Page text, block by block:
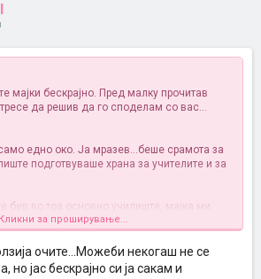
мајки бескрајно. Пред малку прочитав
да решив да го споделам со вас...
едно око. Ја мразев…беше срамота за
подготвуваше храна за учителите и за
бев во тоа основно училиште, мајка ми
поздрави. Ми беше толку многу срам. Како
Ја игнорирав, и упатив поглед
Кликни за проширување...
очите...Можеби некогаш не се
но јас бескрајно си ја сакам и